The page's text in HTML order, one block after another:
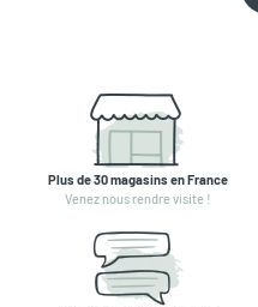
Plus de 30 magasins en France
Venez nous rendre visite !